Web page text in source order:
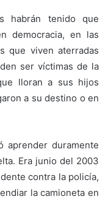
habrán tenido que
democracia, en las
que viven aterradas
ser víctimas de la
lloran a sus hijos
a su destino o en
aprender duramente
Era junio del 2003
contra la policía,
la camioneta en